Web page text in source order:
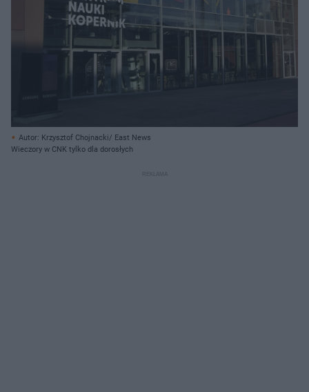
Autor: Krzysztof Chojnacki/ East News
Wieczory w CNK tylko dla dorosłych